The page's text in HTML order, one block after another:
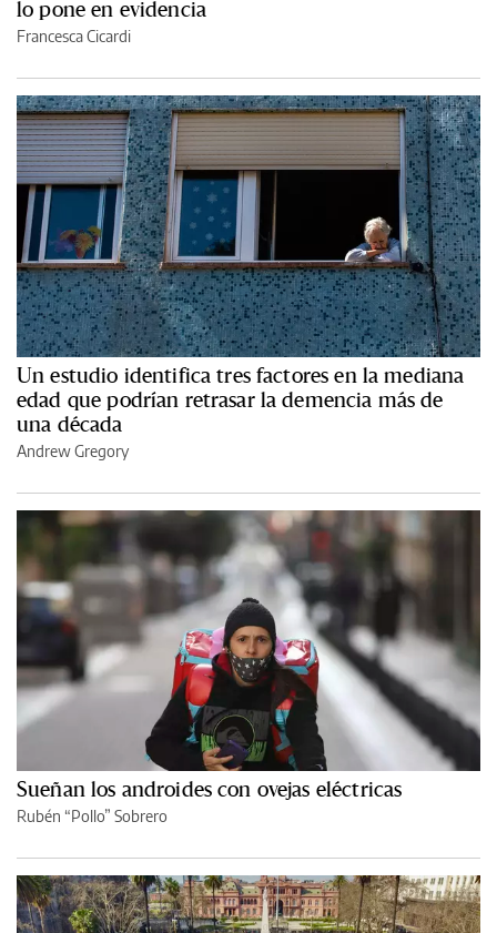
lo pone en evidencia
Francesca Cicardi
Un estudio identifica tres factores en la mediana
edad que podrían retrasar la demencia más de
una década
Andrew Gregory
Sueñan los androides con ovejas eléctricas
Rubén “Pollo” Sobrero